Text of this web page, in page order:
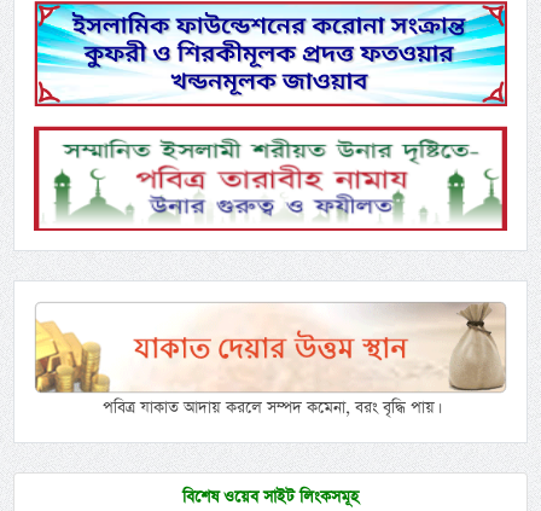
পবিত্র যাকাত আদায় করলে সম্পদ কমেনা, বরং বৃদ্ধি পায়।
বিশেষ ওয়েব সাইট লিংকসমূহ